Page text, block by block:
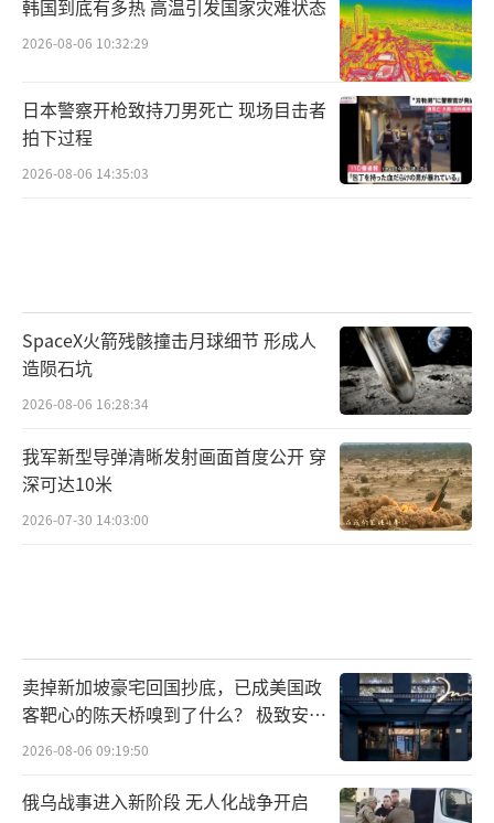
韩国到底有多热 高温引发国家灾难状态
2026-08-06 10:32:29
日本警察开枪致持刀男死亡 现场目击者
拍下过程
2026-08-06 14:35:03
SpaceX火箭残骸撞击月球细节 形成人
造陨石坑
2026-08-06 16:28:34
我军新型导弹清晰发射画面首度公开 穿
深可达10米
2026-07-30 14:03:00
卖掉新加坡豪宅回国抄底，已成美国政
客靶心的陈天桥嗅到了什么？ 极致安全
的追寻
2026-08-06 09:19:50
俄乌战事进入新阶段 无人化战争开启